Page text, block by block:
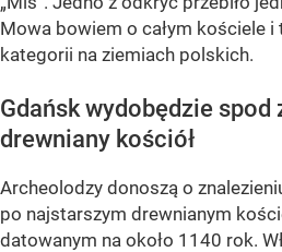
Mowa bowiem o całym kościele
kategorii na ziemiach polskich.
Gdańsk wydobędzie
drewniany kościół
Archeolodzy donoszą o
po najstarszym drewnianym
datowanym na około 1140 rok.